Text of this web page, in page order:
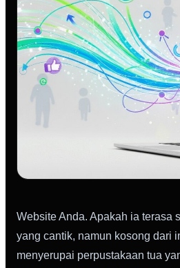
Website Anda. Apakah ia terasa
yang cantik, namun kosong dari
menyerupai perpustakaan tua